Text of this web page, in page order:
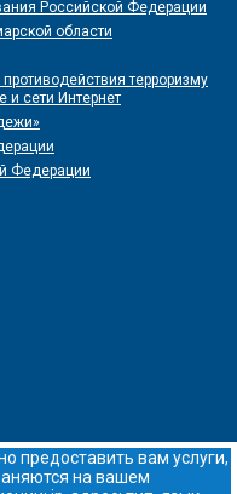
Российской Федерации
области
терроризму
и сети Интернет
Федерации
предоставить вам услуги,
на вашем